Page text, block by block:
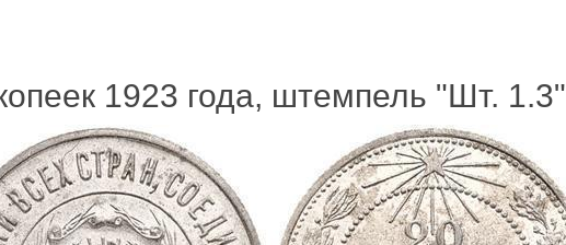
1923 года, штемпель "Шт. 1.3"